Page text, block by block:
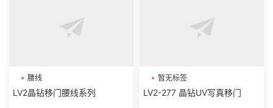
暂无标签
LV2-277 晶钻UV写真移门